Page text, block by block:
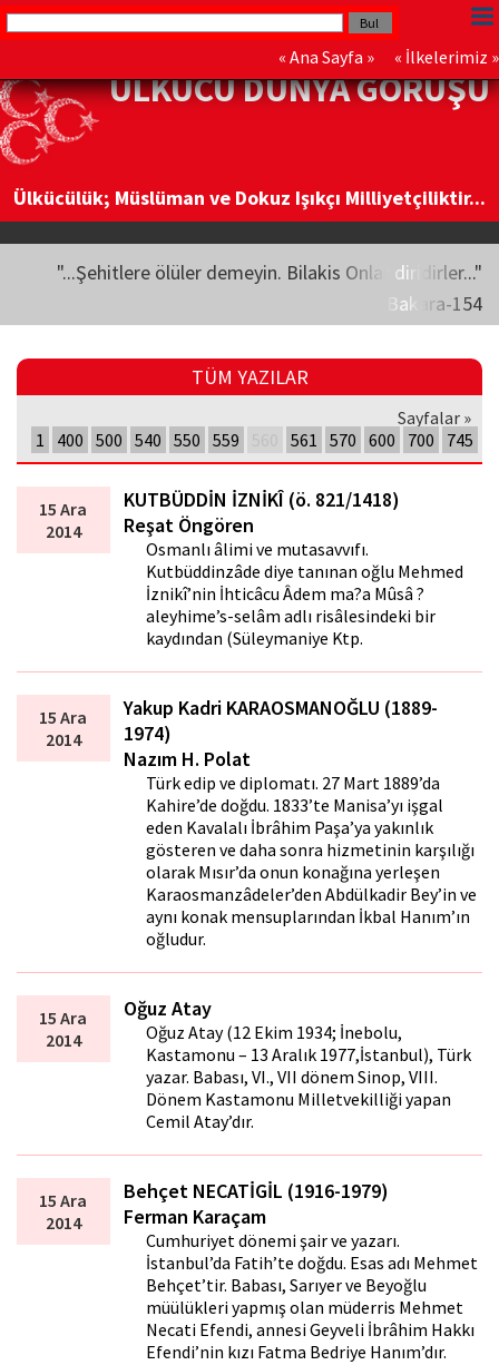
« Ana Sayfa » « İlkelerimiz »
ÜLKÜCÜ DÜNYA GÖRÜŞÜ
Ülkücülük; Müslüman ve Dokuz Işıkçı Milliyetçiliktir...
"...Şehitlere ölüler demeyin. Bilakis Onlar diridirler..."
Bakara-154
TÜM YAZILAR
Sayfalar »
1
400 500 540 550 559 561 570 600 700 745
15 Ara
2014
KUTBÜDDİN İZNİKÎ (ö. 821/1418)
Reşat Öngören
Osmanlı âlimi ve mutasavvıfı.
Kutbüddinzâde diye tanınan oğlu Mehmed
İznikî’nin İhticâcu Âdem ma?a Mûsâ ?
aleyhime’s-selâm adlı risâlesindeki bir
kaydından (Süleymaniye Ktp.
15 Ara
2014
Yakup Kadri KARAOSMANOĞLU (1889-
1974)
Nazım H. Polat
Türk edip ve diplomatı. 27 Mart 1889’da
Kahire’de doğdu. 1833’te Manisa’yı işgal
eden Kavalalı İbrâhim Paşa’ya yakınlık
gösteren ve daha sonra hizmetinin karşılığı
olarak Mısır’da onun konağına yerleşen
Karaosmanzâdeler’den Abdülkadir Bey’in ve
aynı konak mensuplarından İkbal Hanım’ın
oğludur.
15 Ara
2014
Oğuz Atay
Oğuz Atay (12 Ekim 1934; İnebolu,
Kastamonu – 13 Aralık 1977,İstanbul), Türk
yazar. Babası, VI., VII dönem Sinop, VIII.
Dönem Kastamonu Milletvekilliği yapan
Cemil Atay’dır.
15 Ara
2014
Behçet NECATİGİL (1916-1979)
Ferman Karaçam
Cumhuriyet dönemi şair ve yazarı.
İstanbul’da Fatih’te doğdu. Esas adı Mehmet
Behçet’tir. Babası, Sarıyer ve Beyoğlu
müftülükleri yapmış olan müderris Mehmet
Necati Efendi, annesi Geyveli İbrâhim Hakkı
Efendi’nin kızı Fatma Bedriye Hanım’dır.